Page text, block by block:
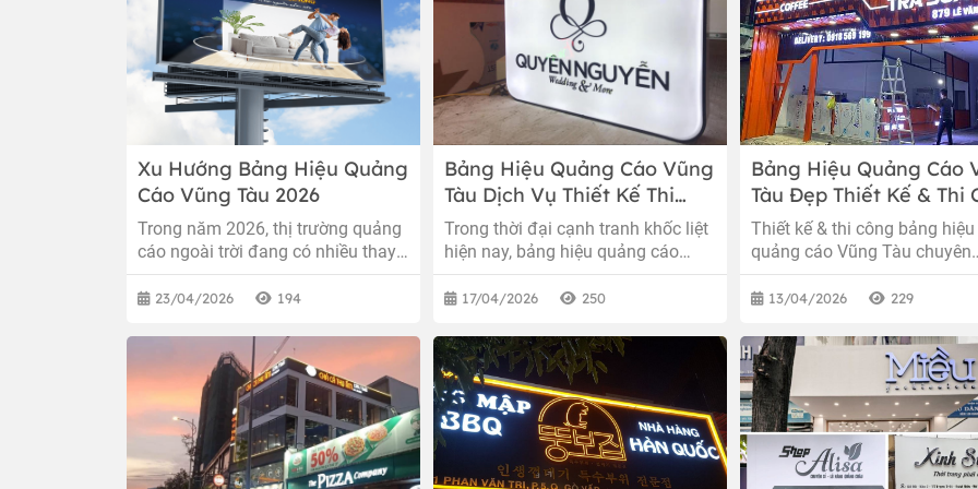
Xu Hướng Bảng Hiệu Quảng
Cáo Vũng Tàu 2026
Trong năm 2026, thị trường quảng
cáo ngoài trời đang có nhiều thay
đổi rõ rệt, đặc biệt tại các khu vực
phát triển mạnh về du lịch và dịch
hợp không chỉ giúp doanh nghiệp
tăng nhận diện mà còn tối ưu chi
phí quảng bá lâu dài.
23/04/2026 194
Bảng Hiệu Quảng Cáo Vũng
Tàu Dịch Vụ Thiết Kế Thi
Công Bảng Hiệu Chuyên
Nghiệp, Kịp Tiến Độ 2026
Trong thời đại cạnh tranh khốc liệt
hiện nay, bảng hiệu quảng cáo
không chỉ đơn thuần là một tấm
biển nhận diện mà còn là yếu tố
hút khách hàng. Một bảng hiệu
đẹp, nổi bật sẽ giúp thương hiệu
của bạn ghi dấu ấn mạnh mẽ trong
tâm trí người nhìn.
17/04/2026 250
Bảng Hiệu Quảng Cáo
Tàu Đẹp Thiết Kế & Thi
Trọn Gói Giá Tốt 2026
Thiết kế & thi công bảng hiệu
quảng cáo Vũng Tàu chuyên
nghiệp, giá tốt. Nhận làm
nổi, LED, pano… tư vấn miễn
13/04/2026 229